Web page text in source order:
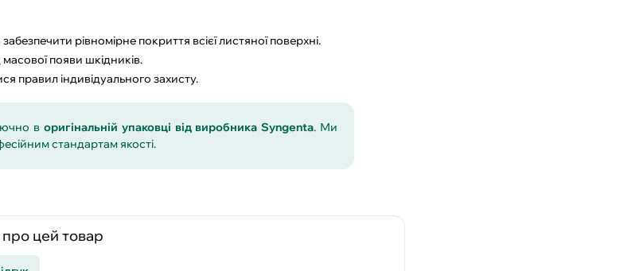
рівномірне покриття всієї листяної поверхні.
появи шкідників.
правил індивідуального захисту.
в оригінальній упаковці від виробника Syngenta. Ми
стандартам якості.
про цей товар